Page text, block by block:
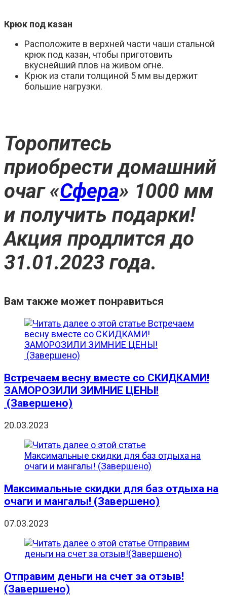
Крюк под казан
Расположите в верхней части чаши стальной
крюк под казан, чтобы приготовить
вкуснейший плов на живом огне.
Крюк из стали толщиной 5 мм выдержит
большие нагрузки.
Торопитесь
приобрести домашний
очаг «Сфера» 1000 мм
и получить подарки!
Акция продлится до
31.01.2023 года.
Вам также может понравиться
Встречаем весну вместе со СКИДКАМИ!
ЗАМОРОЗИЛИ ЗИМНИЕ ЦЕНЫ!
(Завершено)
20.03.2023
Максимальные скидки для баз отдыха на
очаги и мангалы! (Завершено)
07.03.2023
Отправим деньги на счет за отзыв!
(Завершено)